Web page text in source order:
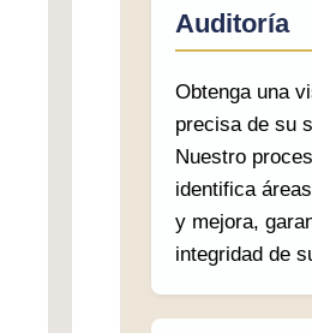
Auditoría
Obtenga una
precisa de su
Nuestro
identifica
y mejora,
integridad de